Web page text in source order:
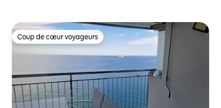
Coup de cœur voyageurs
Coup de cœur voyageurs